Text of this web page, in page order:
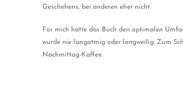
Geschehens, bei anderen eher nicht.
Für mich hatte das Buch den optimalen
wurde nie langatmig oder langweilig. Zum
Nachmittag-Kaffee.